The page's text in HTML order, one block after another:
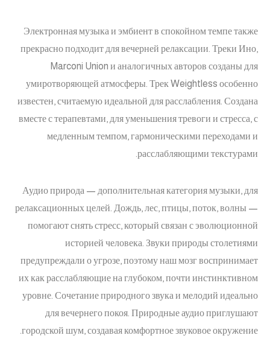
Электронная музыка и эмбиент в спокойном темпе также
прекрасно подходит для вечерней релаксации. Треки Ино,
Marconi Union и аналогичных авторов созданы для
умиротворяющей атмосферы. Трек Weightless особенно
известен, считаемую идеальной для расслабления. Создана
вместе с терапевтами, для уменьшения тревоги и стресса, с
медленным темпом, гармоническими переходами и
расслабляющими текстурами.
Аудио природа — дополнительная категория музыки, для
релаксационных целей. Дождь, лес, птицы, поток, волны —
помогают снять стресс, который связан с эволюционной
историей человека. Звуки природы столетиями
предупреждали о угрозе, поэтому наш мозг воспринимает
их как расслабляющие на глубоком, почти инстинктивном
уровне. Сочетание природного звука и мелодий идеально
для вечернего покоя. Природные аудио приглушают
городской шум, создавая комфортное звуковое окружение.